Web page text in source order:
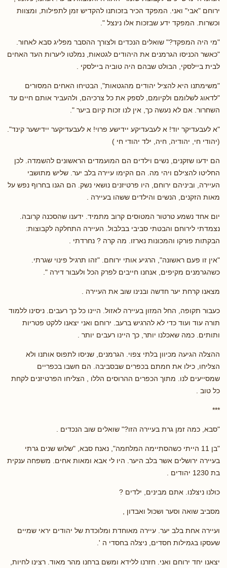
ירוחם "אבי" ואני. המפקד הכיר בזכותנו להקדיש זמן לתפילות, ומצוות
וכשרות. המפקד ידע שבזכות אלו נינצל ".
"מי היה המפקד?" שואלים הנכדים ולצורך ההסבר מפליג סבא לאחור.
"כאשר הכניסו הגרמנים את היהודים לגטאות, נמלטו ליערות העד האחים
לבית ביילסקי, הבולט שבהם היה טוביה ביילסקי .
"משימתנו היא להציל יהודים מהגטאות", הבטיחו האחים המסורים
"לדאוג לשלומם ולקיומם, לספק את כל צרכיהם, ולהעביר אותם חיים עד
השחרור. אם לא נעשה כך, אין לנו זכות קיום ביער ".
"א לעבעדיקר יוד! א לעבעדיקע יידישע פרוי! א לעבעדיקער יידישער קינד".
(יהודי חי, יהודיה, חיה, ילד יהודי חי )
הם ידעו שזקנים, נשים וילדים הם המועמדים הראשונים להשמדה. לכן
החליטו להצילם ויהי מה. הם הקימו עיירה בלב יער. שליש מתושבי
העיירה, וביניהם ירוחם, היו פרטיזנים נושאי נשק. הם הגנו בחרוף נפש על
מאות הזקנים, הנשים והילדים ששהו בעיירה .
יום אחד נשמע טרטור המטוסים קרוב מתמיד. ידענו שהסכנה קרובה.
נצמדתי לירוחם והבטתי סביבי בבלבול. העיירה התחלקה לקבוצות:
הבקתות פורקו והמכונות נארזו. מה קרה ? נחרדתי .
"אין זו פעם ראשונה", הרגיע אותי ירוחם. "זהו תרגיל פינוי שגרתי.
כשהגרמנים מקיפים, אנחנו חייבים לפרק הכל ולעבור דירה ".
מצאנו קרחת יער חדשה ובנינו שוב את העיירה .
כעבור תקופה, החל המזון בעיירה לאזול. היינו כל כך רעבים. ניסינו ללמוד
תורה עוד ועוד כדי לא להרגיש ברעב. ירוחם ואני יצאנו ללקט פטריות
ותותים. כמה שאכלנו יותר, כך היינו רעבים יותר .
ההצלה הגיעה מכיוון בלתי צפוי. הגרמנים, שניסו לתפוס אותנו ולא
הצליחו, כילו את חמתם בכפרים שבסביבה. הם חשבו בכפריים
שמסייעים לנו. מתוך הכפרים ההרוסים הללו , הצליחו הפרטיזנים לקחת
כל טוב .
***
"סבא, כמה זמן גרת בעיירה הזו?" שואלים שוב הנכדים .
"בן 11 הייתי כשהסתיימה המלחמה", נאנח סבא, "שלוש שנים גרתי
בעיירה ירושלים אשר בלב היער. היו לי אבא ומאות אחים. משפחה ענקית
בת 1230 יהודים .
כולנו ניצלנו. אתם מבינים, ילדים ?
מסביב שואה וסער ושכול ואבדון ,
ועיירה אחת בלב יער. עיירה מאוחדת ומלוכדת של יהודים יראי שמיים
שעסקו בגמילות חסדים, ניצלה בחסדי ה '.
יצאנו יחד ירוחם ואני. חזרנו ללידא ומשם ברחנו מהר מאוד. רצינו לחיות,